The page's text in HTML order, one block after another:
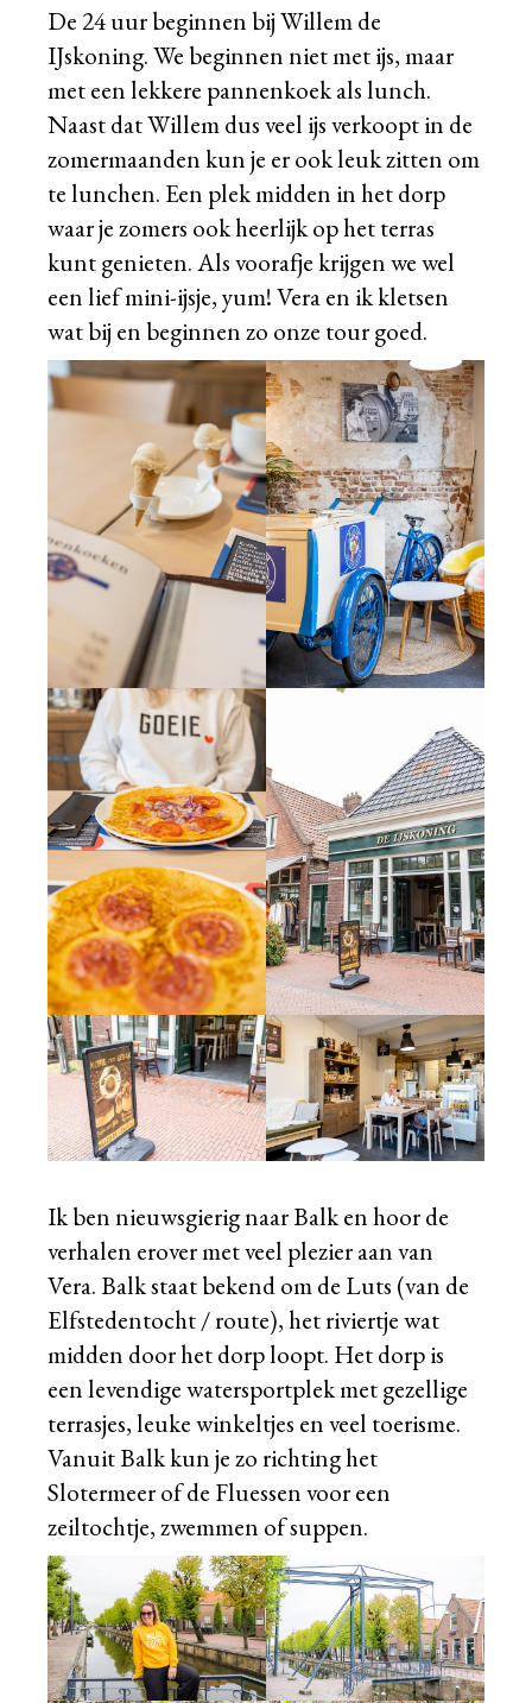
De 24 uur beginnen bij Willem de
IJskoning. We beginnen niet met ijs, maar
met een lekkere pannenkoek als lunch.
Naast dat Willem dus veel ijs verkoopt in de
zomermaanden kun je er ook leuk zitten om
te lunchen. Een plek midden in het dorp
waar je zomers ook heerlijk op het terras
kunt genieten. Als voorafje krijgen we wel
een lief mini-ijsje, yum! Vera en ik kletsen
wat bij en beginnen zo onze tour goed.
Ik ben nieuwsgierig naar Balk en hoor de
verhalen erover met veel plezier aan van
Vera. Balk staat bekend om de Luts (van de
Elfstedentocht / route), het riviertje wat
midden door het dorp loopt. Het dorp is
een levendige watersportplek met gezellige
terrasjes, leuke winkeltjes en veel toerisme.
Vanuit Balk kun je zo richting het
Slotermeer of de Fluessen voor een
zeiltochtje, zwemmen of suppen.